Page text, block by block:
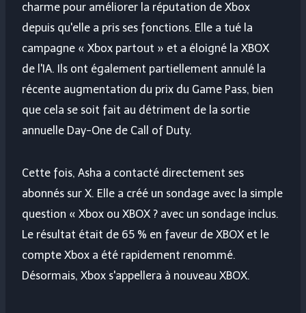
charme pour améliorer la réputation de Xbox
depuis qu'elle a pris ses fonctions. Elle a tué la
campagne « Xbox partout » et a éloigné la XBOX
de l'IA. Ils ont également partiellement annulé la
récente augmentation du prix du Game Pass, bien
que cela se soit fait au détriment de la sortie
annuelle Day-One de Call of Duty.
Cette fois, Asha a contacté directement ses
abonnés sur X. Elle a créé un sondage avec la simple
question « Xbox ou XBOX ? avec un sondage inclus.
Le résultat était de 65 % en faveur de XBOX et le
compte Xbox a été rapidement renommé.
Désormais, Xbox s'appellera à nouveau XBOX.